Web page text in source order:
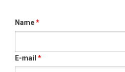
Name*
E-mail *